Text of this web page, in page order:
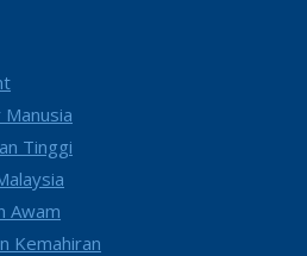
Tinggi
Awam
Kemahiran